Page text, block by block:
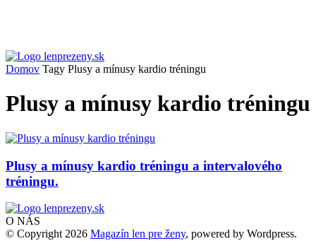
Domov Tagy Plusy a mínusy kardio tréningu
Plusy a mínusy kardio tréningu
Plusy a mínusy kardio tréningu a intervalového
tréningu.
O NÁS
© Copyright 2026 Magazín len pre ženy, powered by Wordpress.